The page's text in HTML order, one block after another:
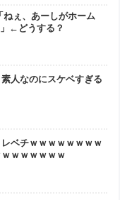
ねぇ、あーしがホーム
←どうする？
素人なのにスケベすぎる
レベチｗｗｗｗｗｗｗｗ
ｗｗｗｗｗｗ